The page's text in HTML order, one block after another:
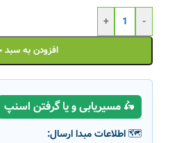
-
+
افزودن به سبد
🛵 مسیریابی و یا گرفتن اسنپ
🗺️ اطلاعات مبدا ارسال: